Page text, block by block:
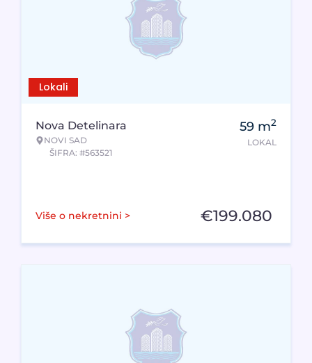
Lokali
Nova Detelinara
NOVI SAD
ŠIFRA: #563521
59 m2
LOKAL
Više o nekretnini > €199.080